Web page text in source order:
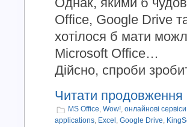
Office, Google Drive
хотілося б мати
Microsoft Office…
Дійсно, спроби
Читати продовження
MS Office, Wow!, онлайнові сервіси
applications, Excel , Google Drive,